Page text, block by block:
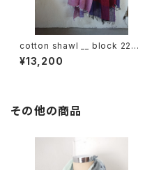
cotton shawl __ block 220-
120 色光KW
¥13,200
その他の商品